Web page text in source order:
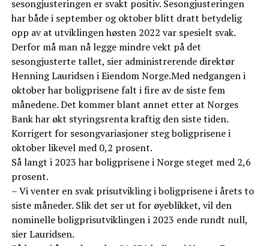
sesongjusteringen er svakt positiv. Sesongjusteringen
har både i september og oktober blitt dratt betydelig
opp av at utviklingen høsten 2022 var spesielt svak.
Derfor må man nå legge mindre vekt på det
sesongjusterte tallet, sier administrerende direktør
Henning Lauridsen i Eiendom Norge.Med nedgangen i
oktober har boligprisene falt i fire av de siste fem
månedene. Det kommer blant annet etter at Norges
Bank har økt styringsrenta kraftig den siste tiden.
Korrigert for sesongvariasjoner steg boligprisene i
oktober likevel med 0,2 prosent.
Så langt i 2023 har boligprisene i Norge steget med 2,6
prosent.
– Vi venter en svak prisutvikling i boligprisene i årets to
siste måneder. Slik det ser ut for øyeblikket, vil den
nominelle boligprisutviklingen i 2023 ende rundt null,
sier Lauridsen.